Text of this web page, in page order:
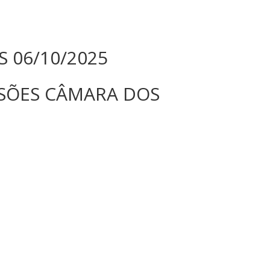
06/10/2025
CÂMARA DOS